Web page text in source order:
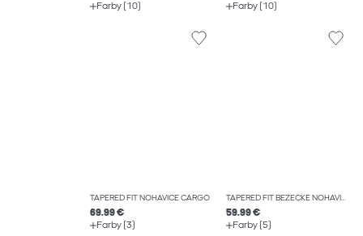
Farby (10)
Farby (10)
TAPERED FIT NOHAVICE CARGO
69.99 €
Farby (3)
TAPERED FIT BEŽECKÉ NOHAVICE
59.99 €
Farby (5)